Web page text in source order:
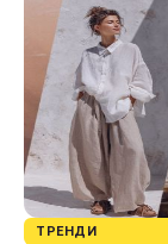
ТРЕНДИ